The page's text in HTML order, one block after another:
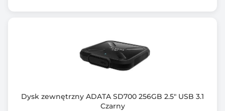
Dysk zewnętrzny ADATA SD700 256GB 2.5" USB 3.1
Czarny